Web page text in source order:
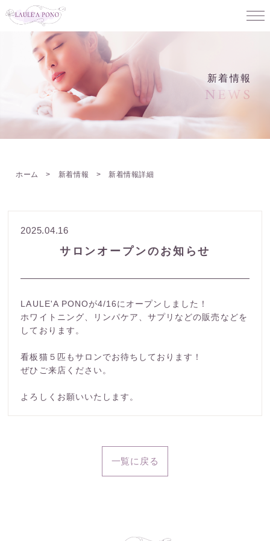
新着情報
NEWS
ホーム > 新着情報 > 新着情報詳細
2025.04.16
サロンオープンのお知らせ
LAULE'A PONOが4/16にオープンしました！
ホワイトニング、リンパケア、サプリなどの販売などを
しております。
看板猫５匹もサロンでお待ちしております！
ぜひご来店ください。
よろしくお願いいたします。
一覧に戻る